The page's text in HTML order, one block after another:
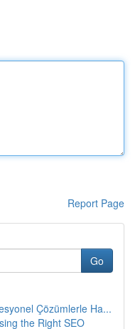
Report Page
Go
Çözümlerle Ha...
the Right SEO